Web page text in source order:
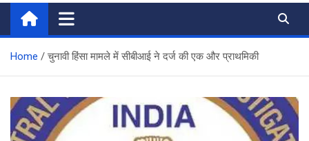
Home चुनावी हिंसा मामले में सीबीआई ने दर्ज की एक और प्राथमिकी